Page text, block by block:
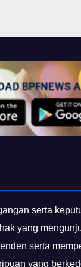
serta
yang
serta
yang